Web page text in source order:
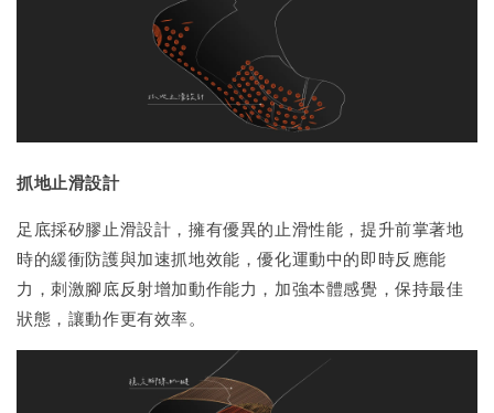
抓地止滑設計
足底採矽膠止滑設計，擁有優異的止滑性能，提升前掌著地
時的緩衝防護與加速抓地效能，優化運動中的即時反應能
力，刺激腳底反射增加動作能力，加強本體感覺，保持最佳
狀態，讓動作更有效率。